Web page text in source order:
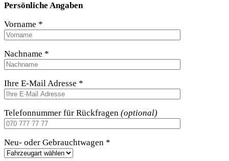
Persönliche Angaben
Vorname *
Nachname *
Ihre E-Mail Adresse *
Telefonnummer für Rückfragen (optional)
Neu- oder Gebrauchtwagen *